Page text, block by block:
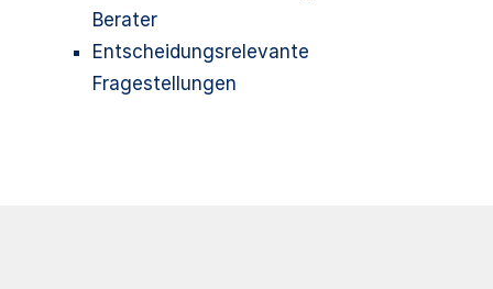
Berater
Entscheidungsrelevante
Fragestellungen